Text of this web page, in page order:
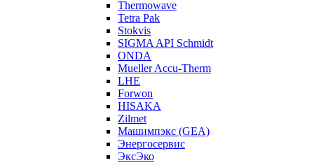
Thermowave
Tetra Pak
Stokvis
SIGMA API Schmidt
ONDA
Mueller Accu-Therm
LHE
Forwon
HISAKA
Zilmet
Машимпэкс (GEA)
Энергосервис
ЭксЭко